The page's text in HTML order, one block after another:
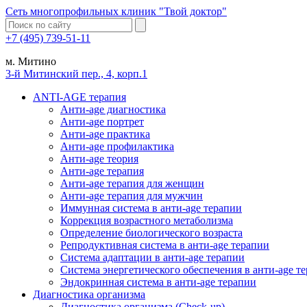
Сеть многопрофильных клиник "Твой доктор"
+7 (495) 739-51-11
м. Митино
3-й Митинский пер., 4, корп.1
ANTI-AGE терапия
Анти-age диагностика
Анти-age портрет
Анти-age практика
Анти-age профилактика
Анти-age теория
Анти-age терапия
Анти-age терапия для женщин
Анти-age терапия для мужчин
Иммунная система в анти-age терапии
Коррекция возрастного метаболизма
Определение биологического возраста
Репродуктивная система в анти-age терапии
Система адаптации в анти-age терапии
Система энергетического обеспечения в анти-age
Эндокринная система в анти-age терапии
Диагностика организма